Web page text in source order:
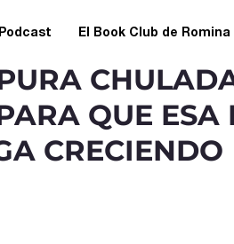
Podcast El Book Club de Romina
QUE ESA
CRECIENDO